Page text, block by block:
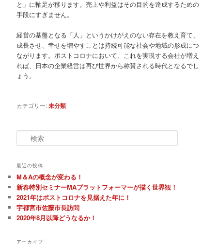
と」に軸足が移ります。売上や利益はその目的を達成するための
手段にすぎません。
経営の基盤となる「人」というかけがえのない存在を教え育て、
成長させ、幸せを増やすことは持続可能な社会や地域の形成につ
ながります。ポストコロナにおいて、これを実現する会社が増え
れば、日本の企業経営は再び世界から称賛される時代となるでし
ょう。
カテゴリー:未分類
索
最近の投稿
M＆Aの概念が変わる！
新春特別セミナーMAプラットフォーマーが描く世界観！
2021年はポストコロナを見据えた年に！
宇都宮市佐藤市長訪問
2020年8月以降どうなるか！
アーカイブ